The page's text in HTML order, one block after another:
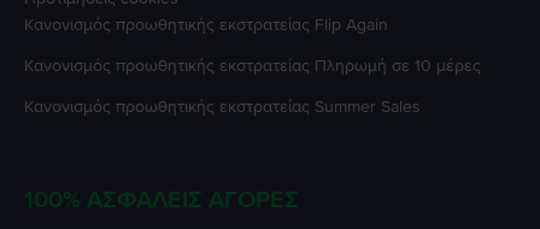
Κανονισμός προωθητικής εκστρατείας Flip Again
Κανονισμός προωθητικής εκστρατείας Πληρωμή σε 10 μέρες
Κανονισμός προωθητικής εκστρατείας Summer Sales
100% ΑΣΦΑΛΕΊΣ ΑΓΟΡΈΣ